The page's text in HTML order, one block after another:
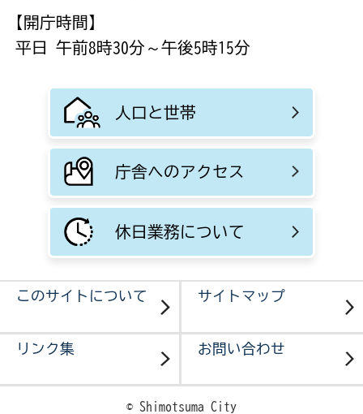
【開庁時間】
平日 午前8時30分～午後5時15分
人口と世帯
庁舎へのアクセス
休日業務について
このサイトについて サイトマップ
リンク集 お問い合わせ
© Shimotsuma City